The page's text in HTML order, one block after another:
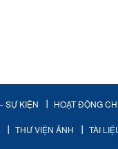
SỰ KIỆN HOẠT ĐỘNG
THƯ VIỆN ẢNH TÀI